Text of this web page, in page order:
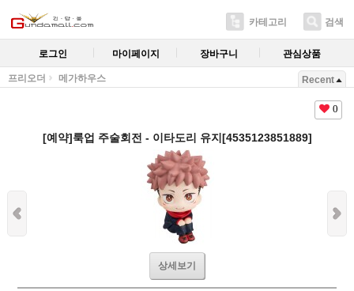
카테고리 검색
로그인 마이페이지 장바구니 관심상품
프리오더 메가하우스 Recent
0
[예약]룩업 주술회전 - 이타도리 유지[4535123851889]
상세보기